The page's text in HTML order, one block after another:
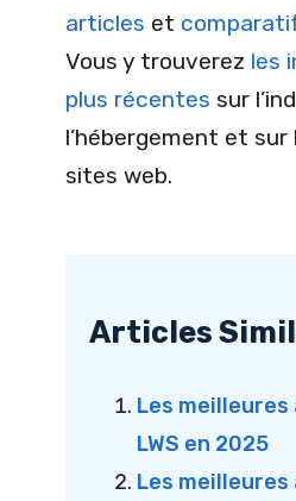
articles et
Vous y trouverez les
plus récentes sur
l’hébergement et
sites web.
Articles
Les
LWS en 2025
Les